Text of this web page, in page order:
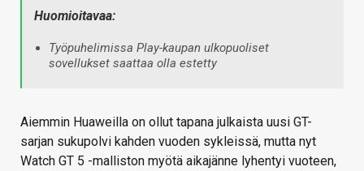
Huomioitavaa:
Työpuhelimissa Play-kaupan ulkopuoliset
sovellukset saattaa olla estetty
Aiemmin Huaweilla on ollut tapana julkaista uusi GT-
sarjan sukupolvi kahden vuoden sykleissä, mutta nyt
Watch GT 5 -malliston myötä aikajänne lyhentyi vuoteen,